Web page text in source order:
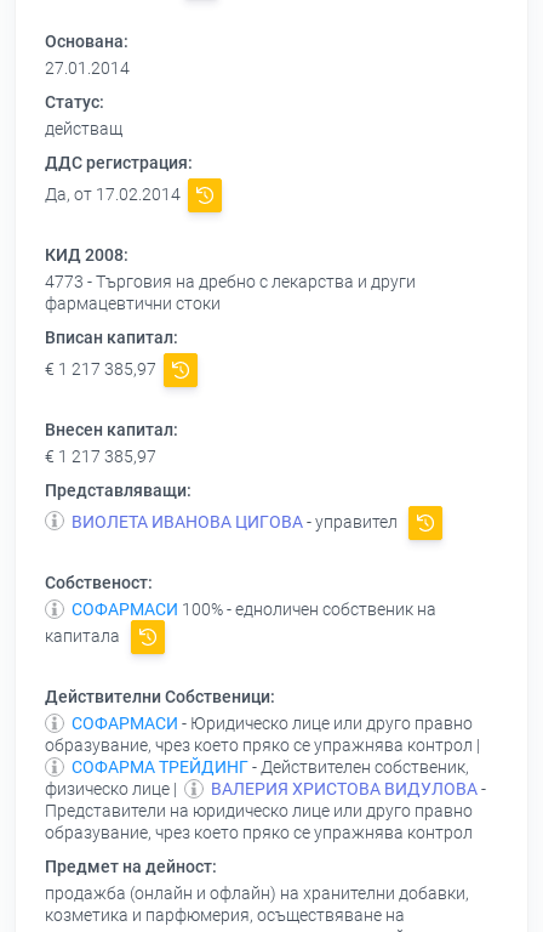
Основана:
27.01.2014
Статус:
действащ
ДДС регистрация:
Да, от 17.02.2014
КИД 2008:
4773 - Търговия на дребно с лекарства и други
фармацевтични стоки
Вписан капитал:
€ 1 217 385,97
Внесен капитал:
€ 1 217 385,97
Представляващи:
ВИОЛЕТА ИВАНОВА ЦИГОВА- управител
Собственост:
СОФАРМАСИ 100% - едноличен собственик на
капитала
Действителни Собственици:
СОФАРМАСИ - Юридическо лице или друго правно
образувание, чрез което пряко се упражнява контрол |
СОФАРМА ТРЕЙДИНГ- Действителен собственик,
физическо лице |
ВАЛЕРИЯ ХРИСТОВА ВИДУЛОВА-
Представители на юридическо лице или друго правно
образувание, чрез което пряко се упражнява контрол
Предмет на дейност:
продажба (онлайн и офлайн) на хранителни добавки,
козметика и парфюмерия, осъществяване на